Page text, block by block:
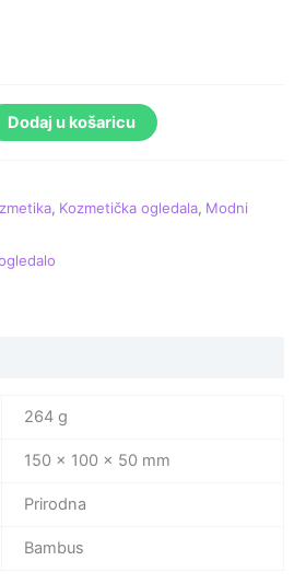
Dodaj u košaricu
, Kozmetička ogledala, Modni
264 g
150 × 100 × 50 mm
Prirodna
Bambus